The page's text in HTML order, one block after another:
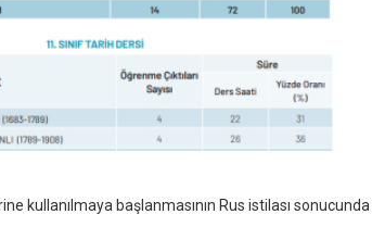
kullanılmaya başlanmasının Rus istilası